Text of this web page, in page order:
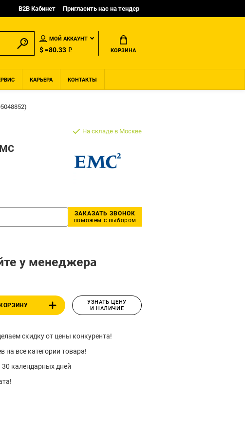
B2B Кабинет Пригласить нас на тендер
МОЙ АККАУНТ
$ =80.33 ₽ КОРЗИНА
КАРЬЕРА КОНТАКТЫ
На складе в Москве
ЗАКАЗАТЬ ЗВОНОК
поможем с выбором
у менеджера
УЗНАТЬ ЦЕНУ
И НАЛИЧИЕ
скидку от цены конкурента!
на все категории товара!
календарных дней